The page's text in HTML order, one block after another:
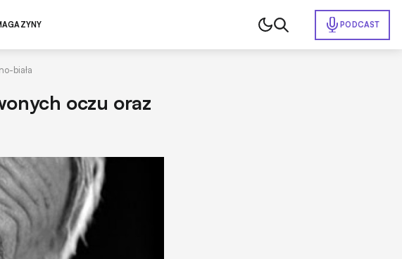
PODCAST
biała
oczu oraz